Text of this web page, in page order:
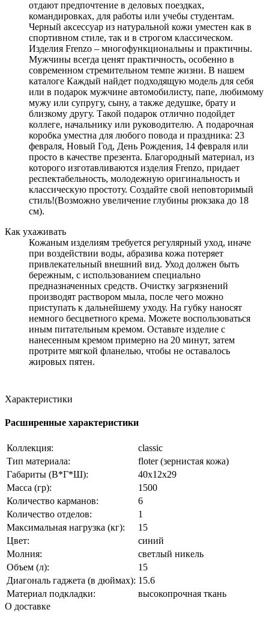
отдают предпочтение в деловых поездках,
командировках, для работы или учебы студентам.
Черный аксессуар из натуральной кожи уместен как в
спортивном стиле, так и в строгом классическом.
Изделия Frenzo – многофункциональны и практичны.
Мужчины всегда ценят практичность, особенно в
современном стремительном темпе жизни. В нашем
каталоге Каждый найдет подходящую модель для себя
или в подарок мужчине автомобилисту, папе, любимому
мужу или супругу, сыну, а также дедушке, брату и
близкому другу. Такой подарок отлично подойдет
коллеге, начальнику или руководителю. А подарочная
коробка уместна для любого повода и праздника: 23
февраля, Новый Год, День Рождения, 14 февраля или
просто в качестве презента. Благородный материал, из
которого изготавливаются изделия Frenzo, придает
респектабельность, молодежную оригинальность и
классическую простоту. Создайте свой неповторимый
стиль!(Возможно увеличение глубины рюкзака до 18
см).
Как ухаживать
Кожаным изделиям требуется регулярный уход, иначе
при воздействии воды, абразива кожа потеряет
привлекательный внешний вид. Уход должен быть
бережным, с использованием специально
предназначенных средств. Очистку загрязнений
производят раствором мыла, после чего можно
приступать к дальнейшему уходу. На губку наносят
немного бесцветного крема. Можете воспользоваться
иным питательным кремом. Оставьте изделие с
нанесенным кремом примерно на 20 минут, затем
протрите мягкой фланелью, чтобы не оставалось
жировых пятен.
Характеристики
Расширенные характеристики
Коллекция:
classic
Тип материала:
floter (зернистая кожа)
Габариты (В*Г*Ш):
40x12x29
Масса (гр):
1500
Количество карманов:
6
Количество отделов:
1
Максимальная нагрузка (кг):
15
Цвет:
синий
Молния:
светлый никель
Объем (л):
15
Диагональ гаджета (в дюймах): 15.6
Материал подкладки:
высокопрочная ткань
О доставке